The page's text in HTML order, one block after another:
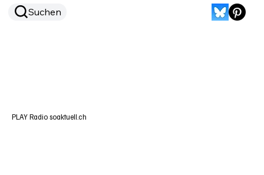
Suchen
PLAY Radio soaktuell.ch